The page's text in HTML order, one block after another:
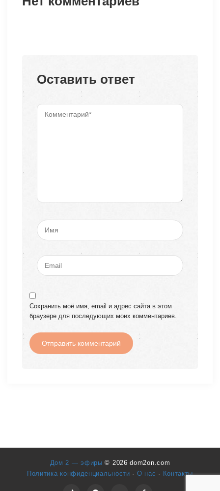
Оставить ответ
Сохранить моё имя, email и адрес сайта в этом
браузере для последующих моих комментариев.
Дом 2 — эфиры© 2026 dom2on.com
Политика конфиденциальности · О нас · Контакты